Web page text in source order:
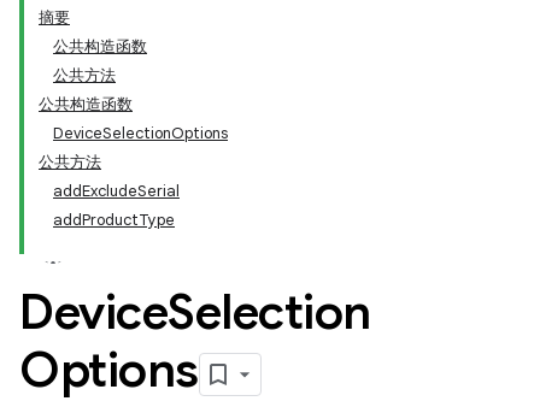
摘要
公共构造函数
公共方法
公共构造函数
DeviceSelectionOptions
公共方法
addExcludeSerial
addProductType
DeviceSelection
Options